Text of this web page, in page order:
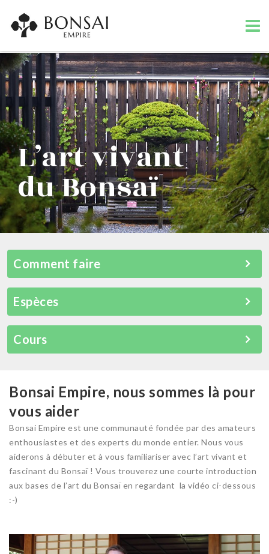
L’art vivant
du Bonsaï
Comment faire
Espèces
Cours
Bonsai Empire, nous sommes là pour
vous aider
Bonsai Empire est une communauté fondée par des amateurs
enthousiastes et des experts du monde entier. Nous vous
aiderons à débuter et à vous familiariser avec l’art vivant et
fascinant du Bonsaï ! Vous trouverez une courte introduction
aux bases de l’art du Bonsaï en regardant la vidéo ci-dessous
:-)